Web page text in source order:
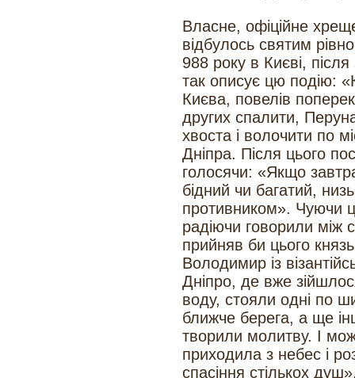
Власне, офіційне
відбулось святим
988 року в Києві,
так описує цю подію:
Києва, повелів
других спалити,
хвоста і волочити по
Дніпра. Після цього
голосячи: «Якщо
бідний чи багатий,
противником». Чуючи
радіючи говорили
прийняв би цього
Володимир із
Дніпро, де вже
воду, стояли одні по
ближче берега, а ще
творили молитву. І
приходила з небес і
спасіння стількох